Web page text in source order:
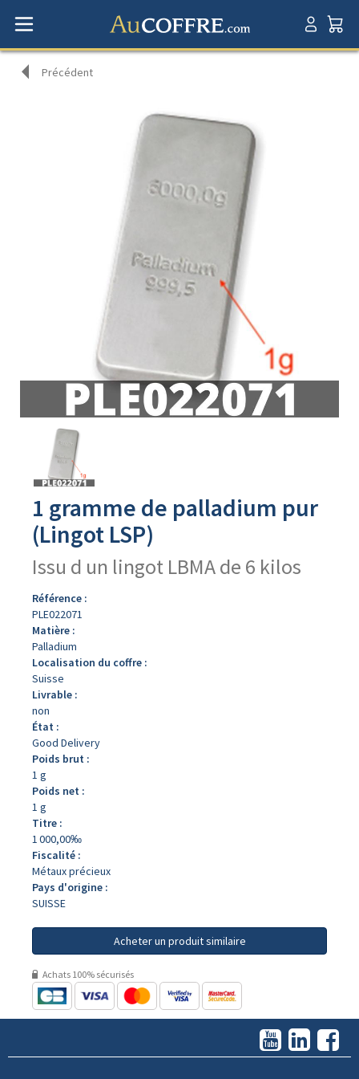
Précédent
produit
1 gramme de palladium pur
(Lingot LSP)
Issu d un lingot LBMA de 6 kilos
Référence :
PLE022071
Matière :
Palladium
Localisation du coffre :
Suisse
Livrable :
non
État :
Good Delivery
Poids brut :
1 g
Poids net :
1 g
Titre :
1 000,00‰
Fiscalité :
Métaux précieux
Pays d'origine :
SUISSE
Acheter un produit similaire
Achats 100% sécurisés